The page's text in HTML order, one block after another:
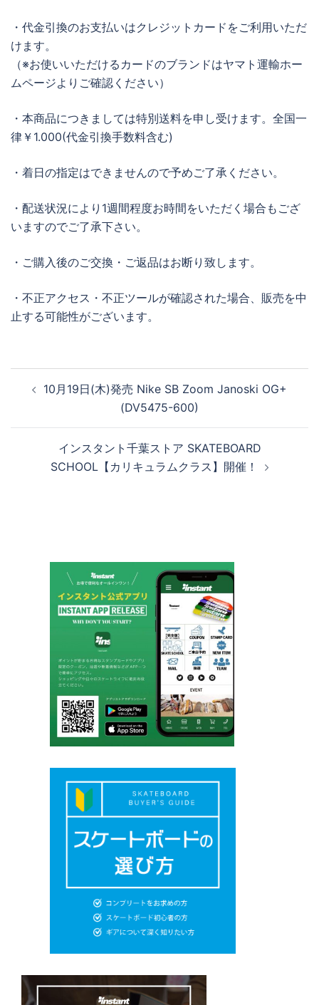
・代金引換のお支払いはクレジットカードをご利用いただ
けます。
（※お使いいただけるカードのブランドはヤマト運輸ホー
ムページよりご確認ください）
・本商品につきましては特別送料を申し受けます。全国一
律￥1.000(代金引換手数料含む)
・着日の指定はできませんので予めご了承ください。
・配送状況により1週間程度お時間をいただく場合もござ
いますのでご了承下さい。
・ご購入後のご交換・ご返品はお断り致します。
・不正アクセス・不正ツールが確認された場合、販売を中
止する可能性がございます。
10月19日(木)発売 Nike SB Zoom Janoski OG+
(DV5475-600)
インスタント千葉ストア SKATEBOARD
SCHOOL【カリキュラムクラス】開催！